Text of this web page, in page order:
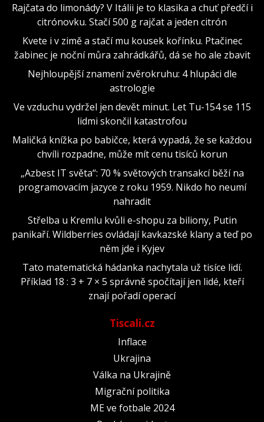
Rajčata do limonády? V Itálii je to klasika a chuť předčí i
citrónovku. Stačí 500 g rajčat a jeden citrón
Kvete i v zimě a stačí mu kousek kořínku. Ptačinec
žabinec je noční můra zahrádkářů, dá se ho ale zbavit
Nejhloupější znamení zvěrokruhu: 4 hlupáci dle
astrologie
Ve vzduchu vydržel jen devět minut. Let Tu-154 se 115
lidmi skončil katastrofou
Maličká knížka po babičce, která vypadá, že se každou
chvíli rozpadne, může mít cenu tisíců korun
„Azbest IT světa“: 70 % světových transakcí běží na
programovacím jazyce z roku 1959. Nikdo ho neumí
nahradit
Střelba u Kremlu kvůli e-shopu za biliony, Putin
panikaří. Wildberries ovládají kavkazské klany a teď po
něm jde i Kyjev
Tato matematická hádanka nachytala už tisíce lidí.
Příklad 18 : 3 + 7 × 5 správně spočítají jen lidé, kteří
znají pořadí operací
Tiscali.cz
Inflace
Ukrajina
Válka na Ukrajině
Migrační politika
ME ve fotbale 2024